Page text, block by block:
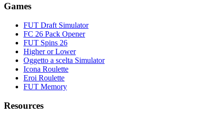
Games
FUT Draft Simulator
FC 26 Pack Opener
FUT Spins 26
Higher or Lower
Oggetto a scelta Simulator
Icona Roulette
Eroi Roulette
FUT Memory
Resources